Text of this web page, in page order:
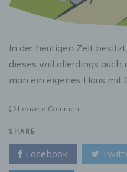
In der heutigen Zeit
dieses will allerdings
man ein eigenes Haus mit
Leave a Commenton
Garage
aus
Blockbohlen
SHARE
Facebook